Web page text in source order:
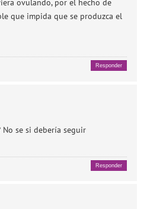
ovulando, por el hecho de
que impida que se produzca el
Responder
No se si debería seguir
Responder